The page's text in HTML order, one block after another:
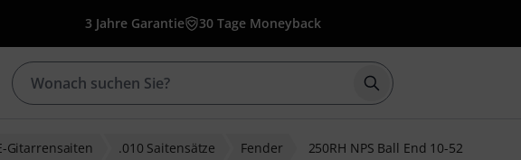
3 Jahre Garantie 30 Tage Moneyback
Suche mit Suchwort
Gitarrensaiten .010 Saitensätze Fender 250RH NPS Ball End 10-52